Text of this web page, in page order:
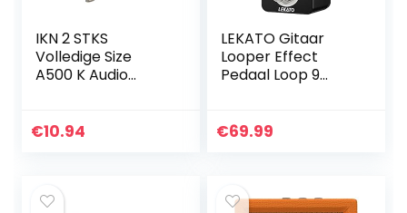
IKN 2 STKS
Volledige Size
A500 K Audio
Gitaar Toon
€10.94
LEKATO Gitaar
Looper Effect
Pedaal Loop 9
Elektrische Gitaar
€69.99